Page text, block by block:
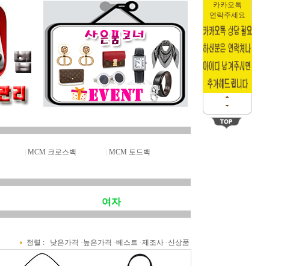
카카오톡
연락주세요
MCM 크로스백
MCM 토드백
여자
정렬 : 낮은가격 ·높은가격 ·베스트 ·제조사 ·신상품